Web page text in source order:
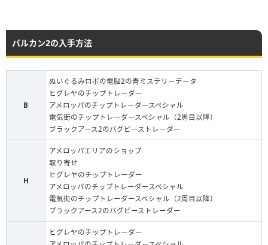
バルカン2の入手方法
B
ぬいぐるみロボの電脳2の青ミステリーデータ
ヒグレヤのチップトレーダー
アメロッパのチップトレーダースペシャル
電気街のチップトレーダースペシャル（2周目以降）
ブラックアース2のバグピーストレーダー
H
アメロッパエリアのショップ
取り寄せ
ヒグレヤのチップトレーダー
アメロッパのチップトレーダースペシャル
電気街のチップトレーダースペシャル（2周目以降）
ブラックアース2のバグピーストレーダー
ヒグレヤのチップトレーダー